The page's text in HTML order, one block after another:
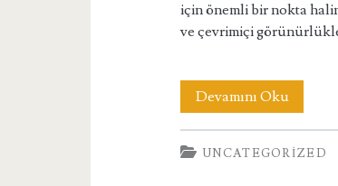
için önemli bir nokta
ve çevrimiçi
Devamını OkuÇorum
SEO
UNCATEGORIZED